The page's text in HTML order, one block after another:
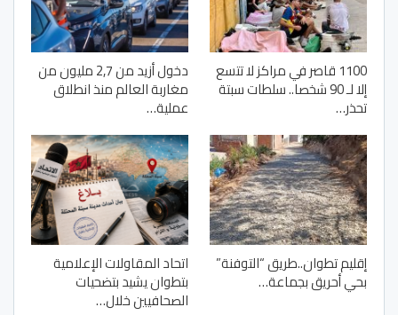
1100 قاصر في مراكز لا تتسع
إلا لـ 90 شخصا.. سلطات سبتة
تحذر…
دخول أزيد من 2,7 مليون من
مغاربة العالم منذ انطلاق
عملية…
إقليم تطوان..طريق “التوفنة”
بحي أحريق بجماعة…
اتحاد المقاولات الإعلامية
بتطوان يشيد بتضحيات
الصحافيين خلال…